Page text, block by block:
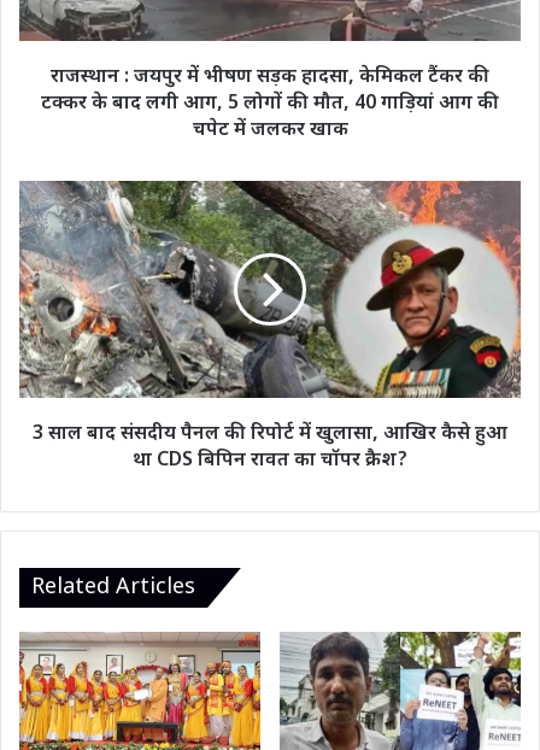
केमिकल
टैंकर
आग,
5
लोगों
की
मौत,
40
गाड़ियां
आग
की
राजस्थान : जयपुर में भीषण सड़क हादसा, केमिकल टैंकर की
टक्कर के बाद लगी आग, 5 लोगों की मौत, 40 गाड़ियां आग की
चपेट में जलकर खाक
3
साल
बाद
संसदीय
पैनल
की
रिपोर्ट
में
खुलासा,
आखिर
कैसे
रावत
क्रैश?
3 साल बाद संसदीय पैनल की रिपोर्ट में खुलासा, आखिर कैसे हुआ
था CDS बिपिन रावत का चॉपर क्रैश?
Related Articles